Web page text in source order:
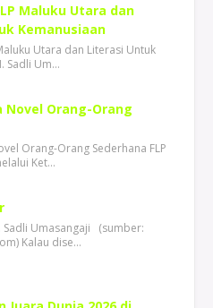
Maluku Utara dan
Kemanusiaan
Utara dan Literasi Untuk
Sadli Um…
Novel Orang-Orang
Orang-Orang Sederhana FLP
Ket…
Sadli Umasangaji (sumber:
Kalau dise…